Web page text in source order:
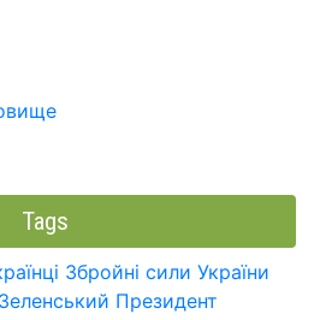
Tags
Збройні сили України
Президент